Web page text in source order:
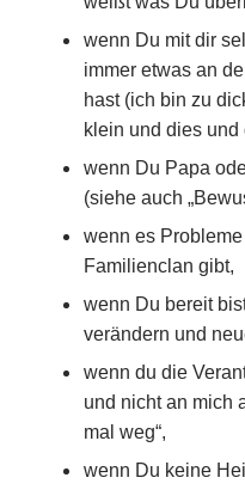
wenn Du mit dir
immer etwas an
hast (ich bin zu
klein und dies
wenn Du Papa
(siehe auch
wenn es
Familienclan gibt,
wenn Du bereit
verändern und
wenn du die
und nicht an mich
mal weg“,
wenn Du keine